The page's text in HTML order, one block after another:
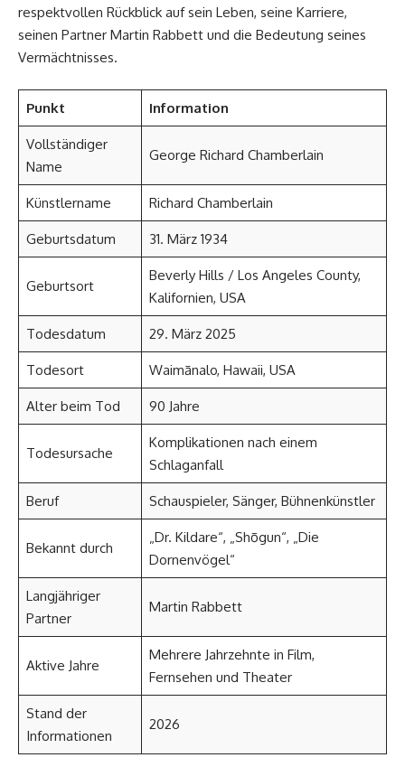
respektvollen Rückblick auf sein Leben, seine Karriere,
seinen Partner Martin Rabbett und die Bedeutung seines
Vermächtnisses.
Punkt Information
Vollständiger
Name
George Richard Chamberlain
Künstlername Richard Chamberlain
Geburtsdatum 31. März 1934
Geburtsort
Beverly Hills / Los Angeles County,
Kalifornien, USA
Todesdatum 29. März 2025
Todesort Waimānalo, Hawaii, USA
Alter beim Tod 90 Jahre
Todesursache
Komplikationen nach einem
Schlaganfall
Beruf Schauspieler, Sänger, Bühnenkünstler
Bekannt durch
„Dr. Kildare“, „Shōgun“, „Die
Dornenvögel“
Langjähriger
Partner
Martin Rabbett
Aktive Jahre
Mehrere Jahrzehnte in Film,
Fernsehen und Theater
Stand der
Informationen
2026